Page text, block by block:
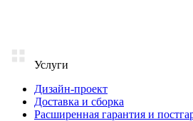
Услуги
Дизайн-проект
Доставка и сборка
Расширенная гарантия и